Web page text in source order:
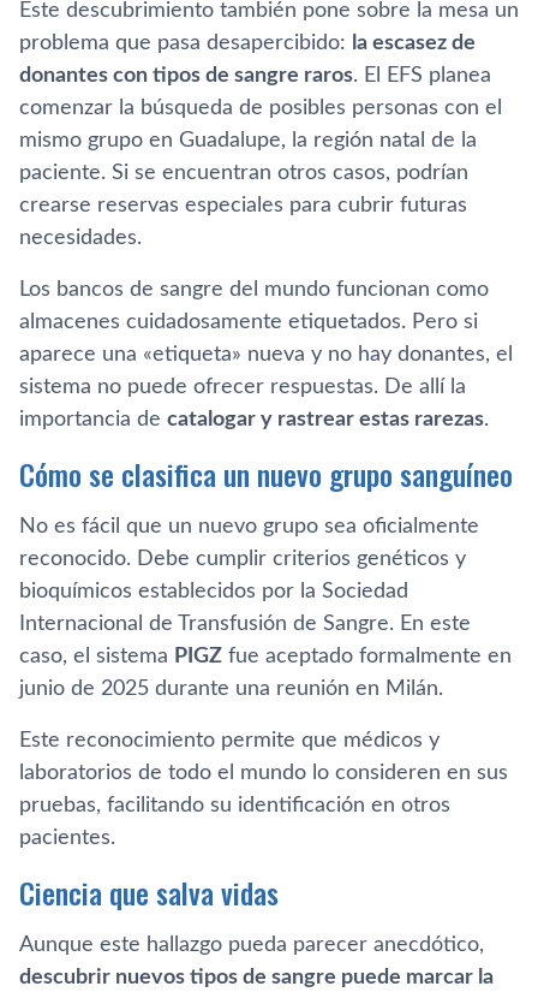
Este descubrimiento también pone sobre la mesa un
problema que pasa desapercibido: la escasez de
donantes con tipos de sangre raros. El EFS planea
comenzar la búsqueda de posibles personas con el
mismo grupo en Guadalupe, la región natal de la
paciente. Si se encuentran otros casos, podrían
crearse reservas especiales para cubrir futuras
necesidades.
Los bancos de sangre del mundo funcionan como
almacenes cuidadosamente etiquetados. Pero si
aparece una «etiqueta» nueva y no hay donantes, el
sistema no puede ofrecer respuestas. De allí la
importancia de catalogar y rastrear estas rarezas.
Cómo se clasifica un nuevo grupo sanguíneo
No es fácil que un nuevo grupo sea oficialmente
reconocido. Debe cumplir criterios genéticos y
bioquímicos establecidos por la Sociedad
Internacional de Transfusión de Sangre. En este
caso, el sistema PIGZ fue aceptado formalmente en
junio de 2025 durante una reunión en Milán.
Este reconocimiento permite que médicos y
laboratorios de todo el mundo lo consideren en sus
pruebas, facilitando su identificación en otros
pacientes.
Ciencia que salva vidas
Aunque este hallazgo pueda parecer anecdótico,
descubrir nuevos tipos de sangre puede marcar la